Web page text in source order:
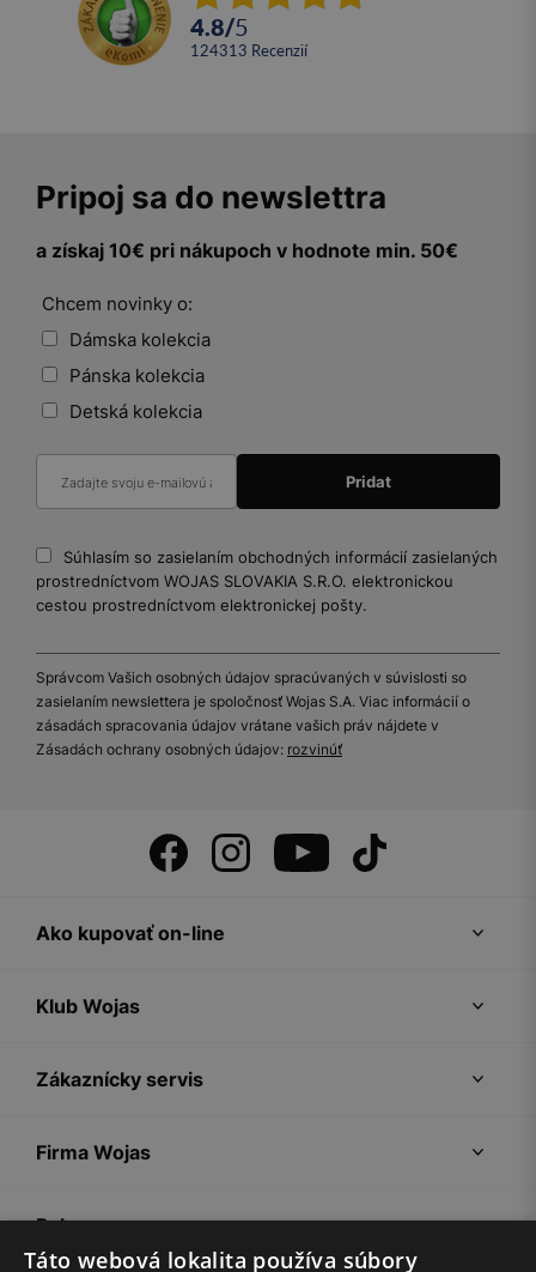
4.8/5
124313 recenzií
Pripoj sa do newslettra
a získaj 10€ pri nákupoch v hodnote min. 50€
Chcem novinky o:
Dámska kolekcia
Pánska kolekcia
Detská kolekcia
Súhlasím so zasielaním obchodných informácií zasielaných
prostredníctvom WOJAS SLOVAKIA S.R.O. elektronickou
cestou prostredníctvom elektronickej pošty.
Správcom Vašich osobných údajov spracúvaných v súvislosti so
zasielaním newslettera je spoločnosť Wojas S.A. Viac informácií o
zásadách spracovania údajov vrátane vašich práv nájdete v
Zásadách ochrany osobných údajov: rozvinúť
Ako kupovať on-line
Klub Wojas
Zákaznícky servis
Firma Wojas
Pokyny
Táto webová lokalita používa súbory